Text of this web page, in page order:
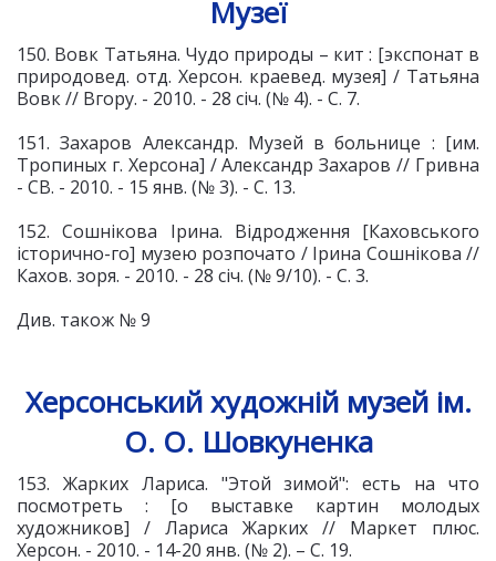
Музеї
150. Вовк Татьяна. Чудо природы – кит : [экспонат в
природовед. отд. Херсон. краевед. музея] / Татьяна
Вовк // Вгору. - 2010. - 28 січ. (№ 4). - С. 7.
151. Захаров Александр. Музей в больнице : [им.
Тропиных г. Херсона] / Александр Захаров // Гривна
- СВ. - 2010. - 15 янв. (№ 3). - С. 13.
152. Сошнікова Ірина. Відродження [Каховського
історично-го] музею розпочато / Ірина Сошнікова //
Кахов. зоря. - 2010. - 28 січ. (№ 9/10). - С. 3.
Див. також № 9
Херсонський художній музей ім.
О. О. Шовкуненка
153. Жарких Лариса. "Этой зимой": есть на что
посмотреть : [о выставке картин молодых
художников] / Лариса Жарких // Маркет плюс.
Херсон. - 2010. - 14-20 янв. (№ 2). – С. 19.